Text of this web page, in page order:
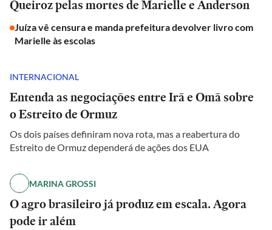
Queiroz pelas mortes de Marielle e Anderson
Juíza vê censura e manda prefeitura devolver livro com
Marielle às escolas
INTERNACIONAL
Entenda as negociações entre Irã e Omã sobre
o Estreito de Ormuz
Os dois países definiram nova rota, mas a reabertura do
Estreito de Ormuz dependerá de ações dos EUA
MARINA GROSSI
O agro brasileiro já produz em escala. Agora
pode ir além